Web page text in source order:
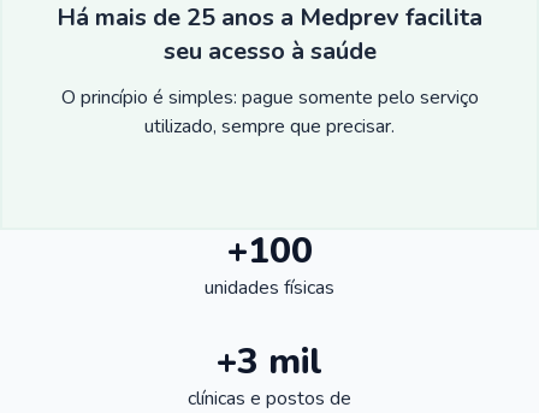
Há mais de 25 anos a Medprev facilita
seu acesso à saúde
O princípio é simples: pague somente pelo serviço
utilizado, sempre que precisar.
+100
unidades físicas
+3 mil
clínicas e postos de